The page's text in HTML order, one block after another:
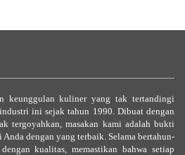
keunggulan kuliner yang tak tertandingi
ini sejak tahun 1990. Dibuat dengan
tergoyahkan, masakan kami adalah bukti
dengan yang terbaik. Selama bertahun-
kualitas, memastikan bahwa setiap